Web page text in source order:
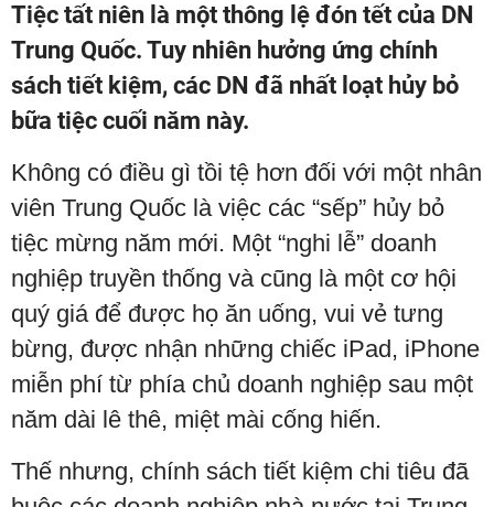
Tiệc tất niên là một thông lệ đón tết của DN
Trung Quốc. Tuy nhiên hưởng ứng chính
sách tiết kiệm, các DN đã nhất loạt hủy bỏ
bữa tiệc cuối năm này.
Không có điều gì tồi tệ hơn đối với một nhân
viên Trung Quốc là việc các “sếp” hủy bỏ
tiệc mừng năm mới. Một “nghi lễ” doanh
nghiệp truyền thống và cũng là một cơ hội
quý giá để được họ ăn uống, vui vẻ tưng
bừng, được nhận những chiếc iPad, iPhone
miễn phí từ phía chủ doanh nghiệp sau một
năm dài lê thê, miệt mài cống hiến.
Thế nhưng, chính sách tiết kiệm chi tiêu đã